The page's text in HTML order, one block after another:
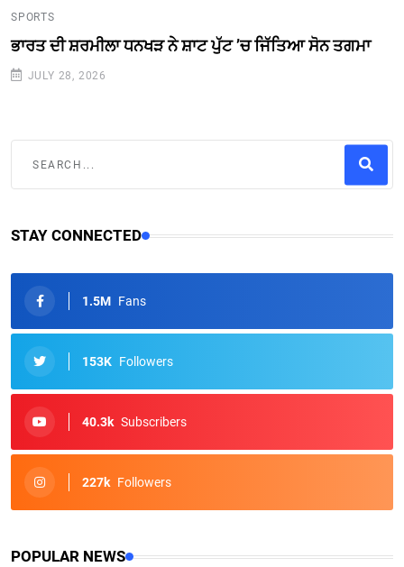
SPORTS
ਭਾਰਤ ਦੀ ਸ਼ਰਮੀਲਾ ਧਨਖੜ ਨੇ ਸ਼ਾਟ ਪੁੱਟ ’ਚ ਜਿੱਤਿਆ ਸੋਨ ਤਗਮਾ
JULY 28, 2026
STAY CONNECTED
1.5M Fans
153K Followers
40.3k Subscribers
227k Followers
POPULAR NEWS